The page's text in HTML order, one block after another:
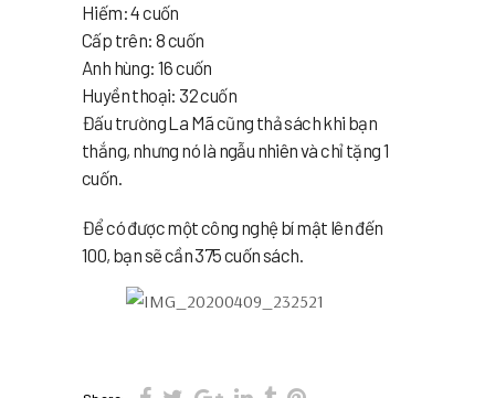
Hiếm: 4 cuốn
Cấp trên: 8 cuốn
Anh hùng: 16 cuốn
Huyền thoại: 32 cuốn
Đấu trường La Mã cũng thả sách khi bạn
thắng, nhưng nó là ngẫu nhiên và chỉ tặng 1
cuốn.
Để có được một công nghệ bí mật lên đến
100, bạn sẽ cần 375 cuốn sách.